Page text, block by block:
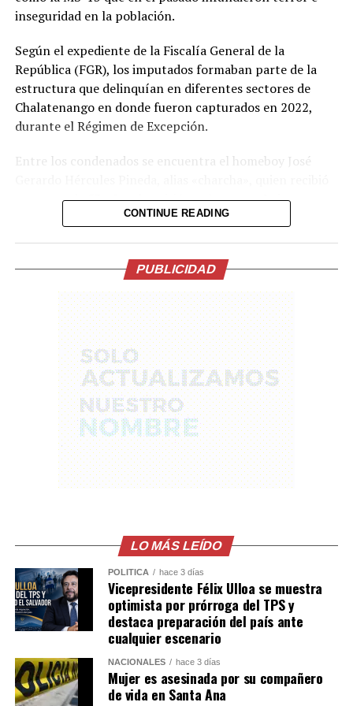
Facebook
Me gusta esto:
inseguridad en la población.
Según el expediente de la Fiscalía General de la
República (FGR), los imputados formaban parte de la
estructura que delinquían en diferentes sectores de
Chalatenango en donde fueron capturados en 2022,
durante el Régimen de Excepción.
Entre los condenados se encuentra el homeboy José
una pena de 53 años de prisión; y los paros Luis
Fernando Alvarado Reyes, alias «canchis»; Hugo Alberto
Marroquín Pineda, alias «beleti» o «zunso», fueron
condenados a 26 años de prisión cada uno.
También recibieron una condena de 26 años de cárcel
los colaboradores Yeimy Gregoria Clavel Quijada,
también conocida como Yeimin Gregoria Clavel Quijada,
alias «my friend» o «yeimi»; Ramón Ernesto Castillo
Mejía, alias «gargamón»; Simón Alvarado Orellana, alias
«Simón»; y Nelson de Jesús Palma Escobar.
Las condenas fueron impuestas por el delito de
organizaciones terroristas con agravación especial por
el Tribunal Segundo contra el Crimen Organizado de
por la Fiscalía General de la República.
Comparte esto:
Facebook X
Me gusta esto:
CONTINUE READING
PUBLICIDAD
LO MÁS LEÍDO
POLÍTICA hace 3 días
Vicepresidente Félix Ulloa se muestra
optimista por prórroga del TPS y
destaca preparación del país ante
cualquier escenario
NACIONALES hace 3 días
Mujer es asesinada por su compañero
de vida en Santa Ana